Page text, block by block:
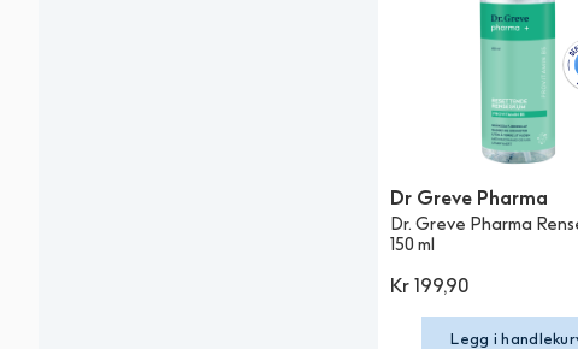
Dr Greve Pharma
Dr. Greve Pharma
150 ml
Kr 199,90
Legg i